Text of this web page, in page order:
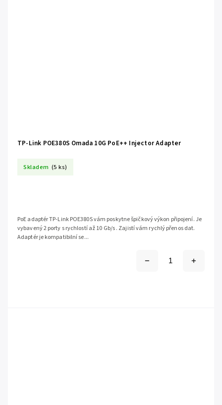
TP-Link POE380S Omada 10G PoE++ Injector Adapter
Skladem (5 ks)
PoE adaptér TP-Link POE380S vám poskytne špičkový výkon připojení. Je
vybavený 2 porty s rychlostí až 10 Gb/s . Zajistí vám rychlý přenos dat.
Adaptér je kompatibilní se...